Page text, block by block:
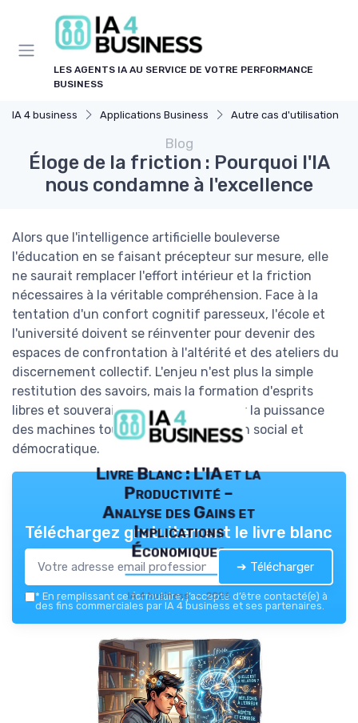
LES AGENTS IA AU SERVICE DE VOTRE PERFORMANCE
BUSINESS
IA 4 business Applications Business Autre cas d'utilisation
Blog
Éloge de la friction : Pourquoi l'IA
nous condamne à l'excellence
Alors que l'intelligence artificielle bouleverse
l'éducation en se faisant précepteur sur mesure, elle
ne saurait remplacer l'effort intérieur et la friction
nécessaires à la véritable compréhension. Face à la
tentation d'un confort cognitif paresseux, l'école et
l'université doivent se réinventer pour devenir des
espaces de confrontation à l'altérité et des ateliers du
discernement collectif. L'enjeu n'est plus la simple
restitution des savoirs, mais la formation d'esprits
libres et souverains capables d'intégrer la puissance
des machines tout en préservant le lien social et
démocratique.
Livre Blanc : L'IA et la
Productivité –
Analyse des Gains et
Implications
Économiques
IA 4 business — 2026
Téléchargez gratuitement le livre blanc
➔ Télécharger
* En remplissant ce formulaire, j’accepte d’être contacté(e) à
des fins commerciales par IA 4 business et ses partenaires.